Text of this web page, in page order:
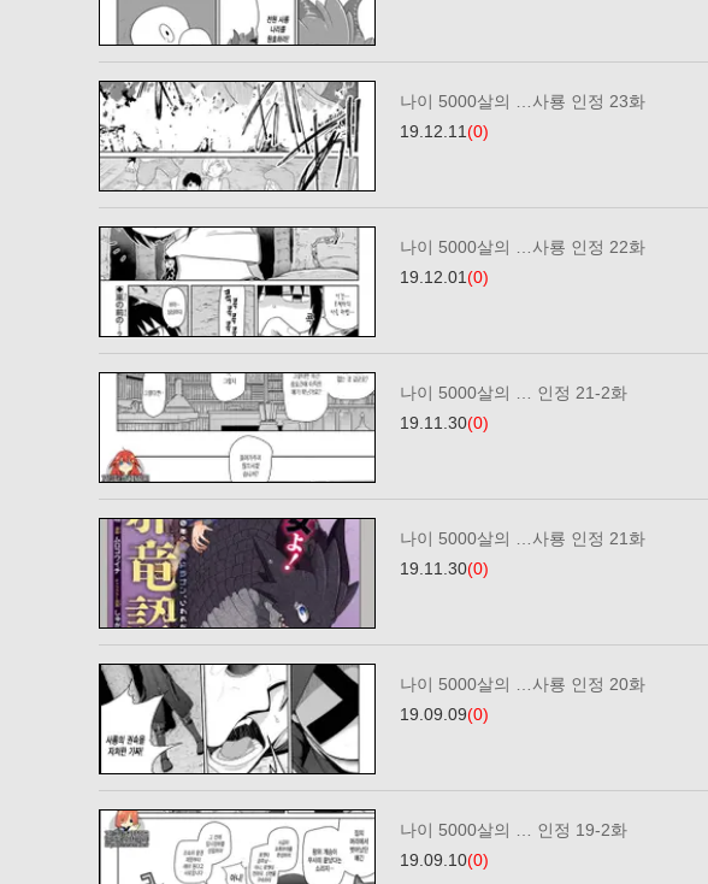
나이 5000살의 …사룡 인정 23화
19.12.11(0)
나이 5000살의 …사룡 인정 22화
19.12.01(0)
나이 5000살의 … 인정 21-2화
19.11.30(0)
나이 5000살의 …사룡 인정 21화
19.11.30(0)
나이 5000살의 …사룡 인정 20화
19.09.09(0)
나이 5000살의 … 인정 19-2화
19.09.10(0)